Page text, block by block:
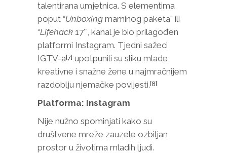
talentirana umjetnica. S elementima
poput “Unboxing maminog paketa” ili
“Lifehack 17″, kanal je bio prilagođen
platformi Instagram. Tjedni sažeci
IGTV-a[7] upotpunili su sliku mlade,
kreativne i snažne žene u najmračnijem
razdoblju njemačke povijesti.[8]
Platforma: Instagram
Nije nužno spominjati kako su
društvene mreže zauzele ozbiljan
prostor u životima mladih ljudi.